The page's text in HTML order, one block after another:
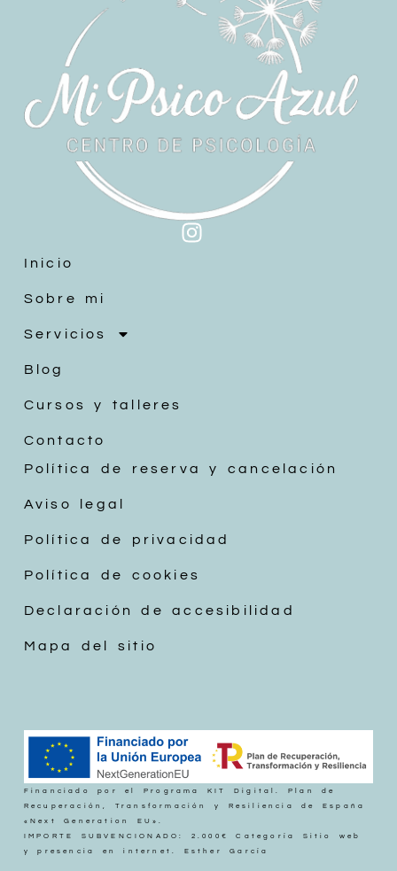
Inicio
Sobre mi
Servicios
Blog
Cursos y talleres
Contacto
Política de reserva y cancelación
Aviso legal
Política de privacidad
Política de cookies
Declaración de accesibilidad
Mapa del sitio
Financiado por el Programa KIT Digital. Plan de
Recuperación, Transformación y Resiliencia de España
«Next Generation EU».
IMPORTE SUBVENCIONADO: 2.000€ Categoría Sitio web
y presencia en internet. Esther García